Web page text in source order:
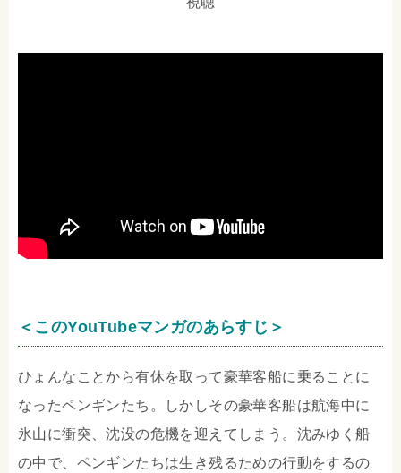
＜このYouTubeマンガのあらすじ＞
ひょんなことから有休を取って豪華客船に乗ることに
なったペンギンたち。しかしその豪華客船は航海中に
氷山に衝突、沈没の危機を迎えてしまう。沈みゆく船
の中で、ペンギンたちは生き残るための行動をするの